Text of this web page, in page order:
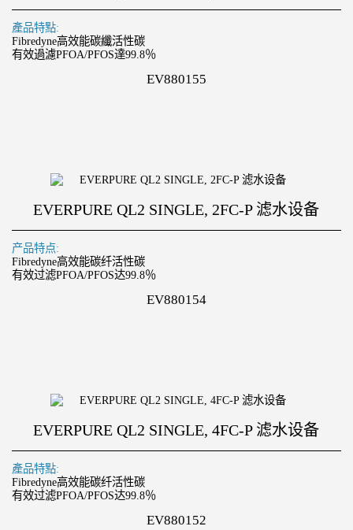
產品特點:
Fibredyne高效能碳纖活性碳
有效過濾PFOA/PFOS達99.8％
EV880155
EVERPURE QL2 SINGLE, 2FC-P 滤水设备
产品特点:
Fibredyne高效能碳纤活性碳
有效过滤PFOA/PFOS达99.8％
EV880154
EVERPURE QL2 SINGLE, 4FC-P 滤水设备
產品特點:
Fibredyne高效能碳纤活性碳
有效过滤PFOA/PFOS达99.8％
EV880152